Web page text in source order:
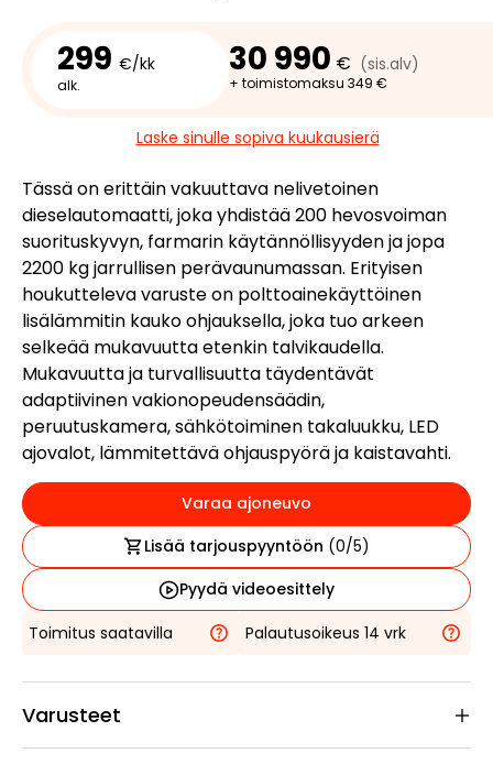
299 €/kk
alk.
30 990 € (sis.alv)
+ toimistomaksu 349 €
Laske sinulle sopiva kuukausierä
Tässä on erittäin vakuuttava nelivetoinen
dieselautomaatti, joka yhdistää 200 hevosvoiman
suorituskyvyn, farmarin käytännöllisyyden ja jopa
2200 kg jarrullisen perävaunumassan. Erityisen
houkutteleva varuste on polttoainekäyttöinen
lisälämmitin kauko ohjauksella, joka tuo arkeen
selkeää mukavuutta etenkin talvikaudella.
Mukavuutta ja turvallisuutta täydentävät
adaptiivinen vakionopeudensäädin,
peruutuskamera, sähkötoiminen takaluukku, LED
ajovalot, lämmitettävä ohjauspyörä ja kaistavahti.
Varaa ajoneuvo
Lisää tarjouspyyntöön (0/5)
Pyydä videoesittely
Toimitus saatavilla
Palautusoikeus 14 vrk
Varusteet